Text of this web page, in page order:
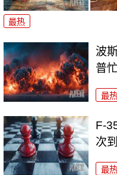
最热
波
普
最热
F-
次
最热